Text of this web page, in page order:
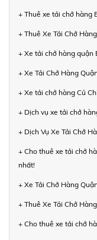
+ Thuê xe tải chở hàng
+ Thuê Xe Tải Chở
+ Xe tải chở hàng quận
+ Xe Tải Chở Hàng
+ Xe tải chở hàng Củ
+ Dịch vụ xe tải chở
+ Dịch Vụ Xe Tải Chở
+ Cho thuê xe tải chở
nhất!
+ Xe Tải Chở Hàng
+ Thuê Xe Tải Chở
+ Cho thuê xe tải chở